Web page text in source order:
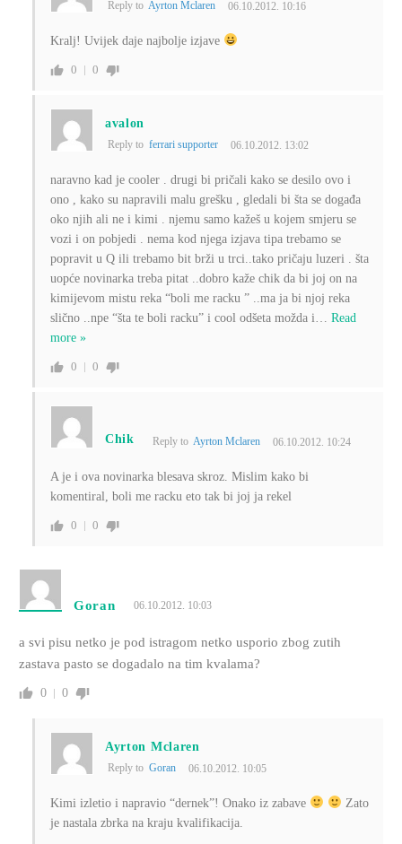
Reply to Ayrton Mclaren 06.10.2012. 10:16
Kralj! Uvijek daje najbolje izjave
0 0
avalon
Reply to ferrari supporter 06.10.2012. 13:02
naravno kad je cooler . drugi bi pričali kako se desilo ovo i
ono , kako su napravili malu grešku , gledali bi šta se događa
oko njih ali ne i kimi . njemu samo kažeš u kojem smjeru se
vozi i on pobjedi . nema kod njega izjava tipa trebamo se
popravit u Q ili trebamo bit brži u trci..tako pričaju luzeri . šta
uopće novinarka treba pitat ..dobro kaže chik da bi joj on na
kimijevom mistu reka “boli me racku ” ..ma ja bi njoj reka
slično ..npe “šta te boli racku” i cool odšeta možda i… Read
more »
0 0
Chik Reply to Ayrton Mclaren 06.10.2012. 10:24
A je i ova novinarka blesava skroz. Mislim kako bi
komentiral, boli me racku eto tak bi joj ja rekel
0 0
Goran 06.10.2012. 10:03
a svi pisu netko je pod istragom netko usporio zbog zutih
zastava pasto se dogadalo na tim kvalama?
0 0
Ayrton Mclaren
Reply to Goran 06.10.2012. 10:05
Kimi izletio i napravio “dernek”! Onako iz zabave
Zato
je nastala zbrka na kraju kvalifikacija.